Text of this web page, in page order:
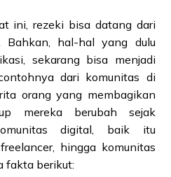
ini, rezeki bisa datang dari
Bahkan, hal-hal yang dulu
sekarang bisa menjadi
dari komunitas di
orang yang membagikan
mereka berubah sejak
digital, baik itu
hingga komunitas
fakta berikut: